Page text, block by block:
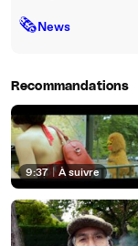
🗞News
Recommandations
9:37 | À suivre